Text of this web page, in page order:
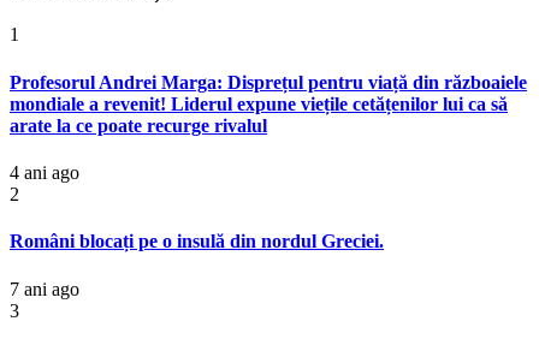
1
Profesorul Andrei Marga: Disprețul pentru viață din războaiele
mondiale a revenit! Liderul expune viețile cetățenilor lui ca să
arate la ce poate recurge rivalul
4 ani ago
2
Români blocați pe o insulă din nordul Greciei.
7 ani ago
3